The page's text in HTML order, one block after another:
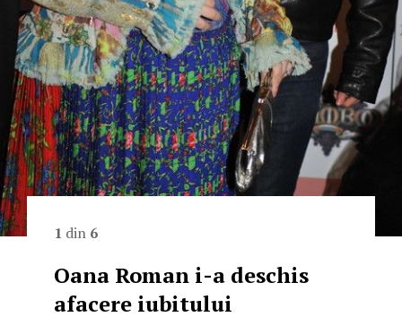
1 din 6
Oana Roman i-a deschis
afacere iubitului